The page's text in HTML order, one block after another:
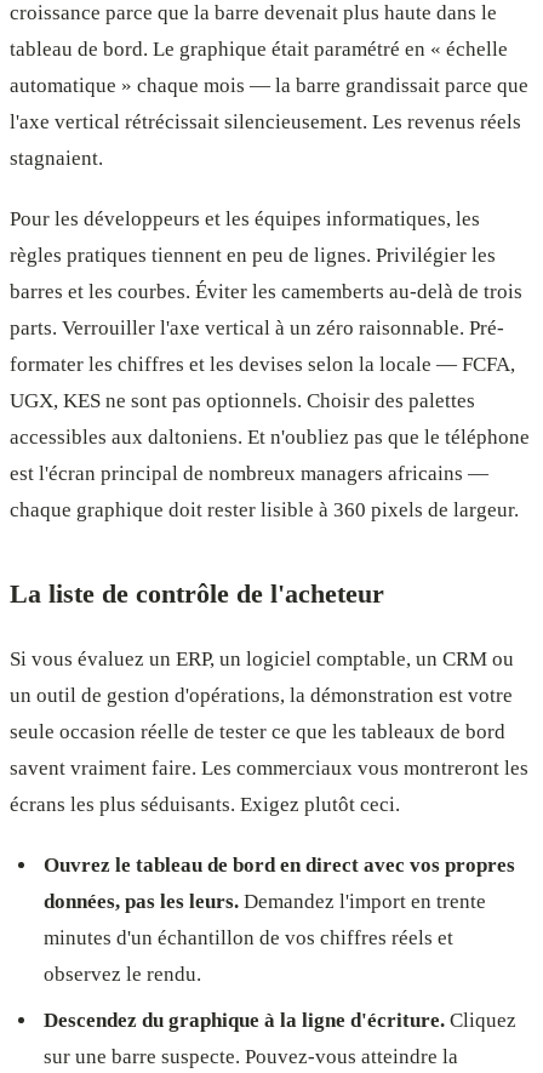
croissance parce que la barre devenait plus haute dans le
tableau de bord. Le graphique était paramétré en « échelle
automatique » chaque mois — la barre grandissait parce que
l'axe vertical rétrécissait silencieusement. Les revenus réels
stagnaient.
Pour les développeurs et les équipes informatiques, les
règles pratiques tiennent en peu de lignes. Privilégier les
barres et les courbes. Éviter les camemberts au-delà de trois
parts. Verrouiller l'axe vertical à un zéro raisonnable. Pré-
formater les chiffres et les devises selon la locale — FCFA,
UGX, KES ne sont pas optionnels. Choisir des palettes
accessibles aux daltoniens. Et n'oubliez pas que le téléphone
est l'écran principal de nombreux managers africains —
chaque graphique doit rester lisible à 360 pixels de largeur.
La liste de contrôle de l'acheteur
Si vous évaluez un ERP, un logiciel comptable, un CRM ou
un outil de gestion d'opérations, la démonstration est votre
seule occasion réelle de tester ce que les tableaux de bord
savent vraiment faire. Les commerciaux vous montreront les
écrans les plus séduisants. Exigez plutôt ceci.
Ouvrez le tableau de bord en direct avec vos propres
données, pas les leurs. Demandez l'import en trente
minutes d'un échantillon de vos chiffres réels et
observez le rendu.
Descendez du graphique à la ligne d'écriture. Cliquez
sur une barre suspecte. Pouvez-vous atteindre la